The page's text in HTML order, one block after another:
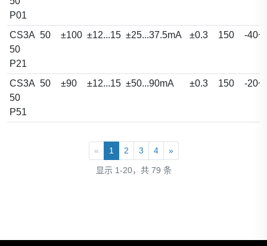
P01
CS3A
50
P21
50 ±100 ±12...15 ±25...37.5mA ±0.3 150 -
CS3A
50
P51
50 ±90 ±12...15 ±50...90mA ±0.3 150 -
« 1 2 3 4 »
显示 1-20，共 79 条